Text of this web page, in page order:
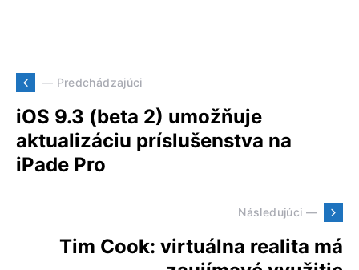
— Predchádzajúci
iOS 9.3 (beta 2) umožňuje
aktualizáciu príslušenstva na
iPade Pro
Následujúci —
Tim Cook: virtuálna realita má